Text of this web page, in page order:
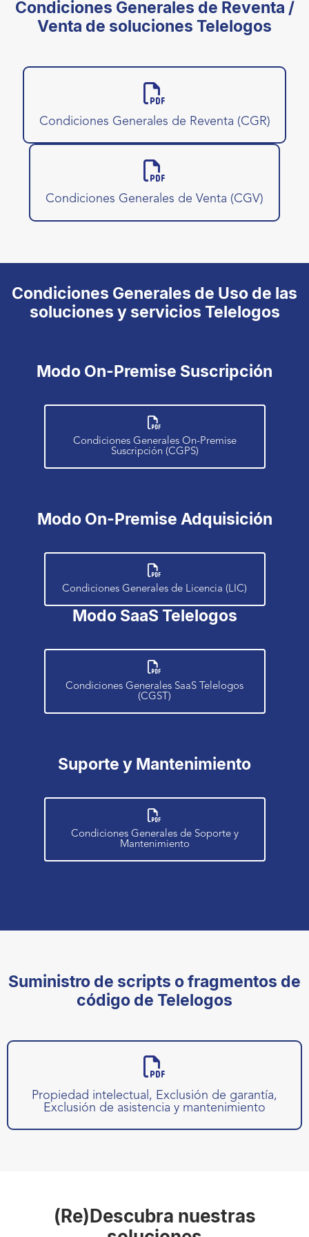
Condiciones Generales de Reventa /
Venta de soluciones Telelogos
Condiciones Generales de Reventa (CGR)
Condiciones Generales de Venta (CGV)
Condiciones Generales de Uso de las
soluciones y servicios Telelogos
Modo On-Premise Suscripción
Condiciones Generales On-Premise
Suscripción (CGPS)
Modo On-Premise Adquisición
Condiciones Generales de Licencia (LIC)
Modo SaaS Telelogos
Condiciones Generales SaaS Telelogos
(CGST)
Suporte y Mantenimiento
Condiciones Generales de Soporte y
Mantenimiento
Suministro de scripts o fragmentos de
código de Telelogos
Propiedad intelectual, Exclusión de garantía,
Exclusión de asistencia y mantenimiento
(Re)Descubra nuestras